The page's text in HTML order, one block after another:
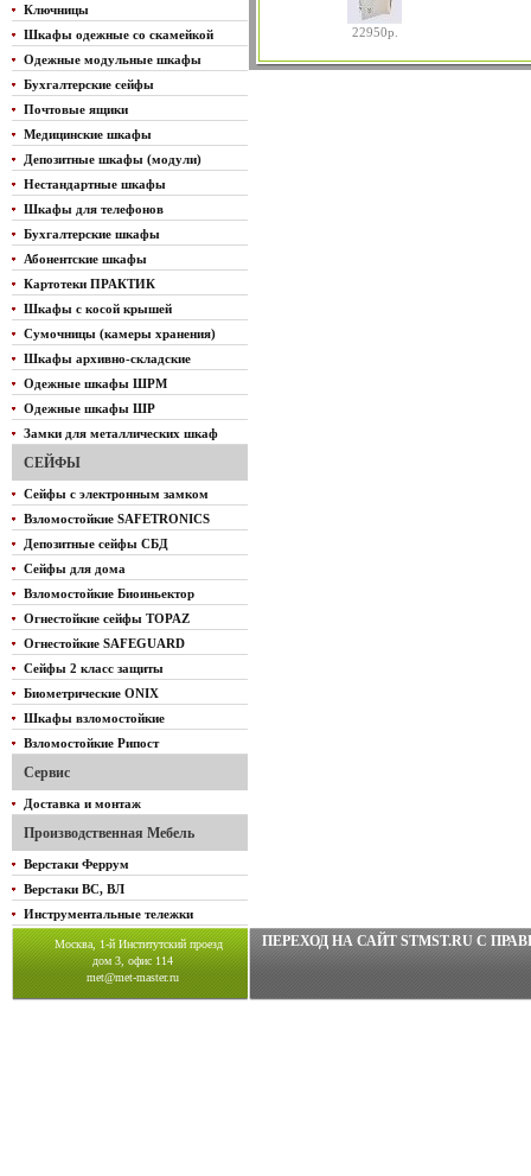
Ключницы
Шкафы одежные со скамейкой
Одежные модульные шкафы
Бухгалтерские сейфы
Почтовые ящики
Медицинские шкафы
Депозитные шкафы (модули)
Нестандартные шкафы
Шкафы для телефонов
Бухгалтерские шкафы
Абонентские шкафы
Картотеки ПРАКТИК
Шкафы с косой крышей
Сумочницы (камеры хранения)
Шкафы архивно-складские
Одежные шкафы ШРМ
Одежные шкафы ШР
Замки для металлических шкаф
СЕЙФЫ
Сейфы с электронным замком
Взломостойкие SAFETRONICS
Депозитные сейфы СБД
Сейфы для дома
Взломостойкие Биоиньектор
Огнестойкие сейфы TOPAZ
Огнестойкие SAFEGUARD
Сейфы 2 класс защиты
Биометрические ONIX
Шкафы взломостойкие
Взломостойкие Рипост
Сервис
Доставка и монтаж
Производственная Мебель
Верстаки Феррум
Верстаки ВС, ВЛ
Инструментальные тележки
22950р.
Москва, 1-й Институтский проезд
дом 3, офис 114
met@met-master.ru
ПЕРЕХОД НА САЙТ STMST.RU C